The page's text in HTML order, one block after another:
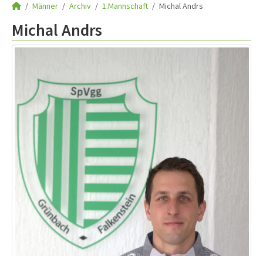
Männer Archiv 1.Mannschaft Michal Andrs
Michal Andrs